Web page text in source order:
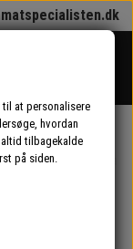
Stål
at personalisere
hvordan
altid tilbagekalde
på siden.